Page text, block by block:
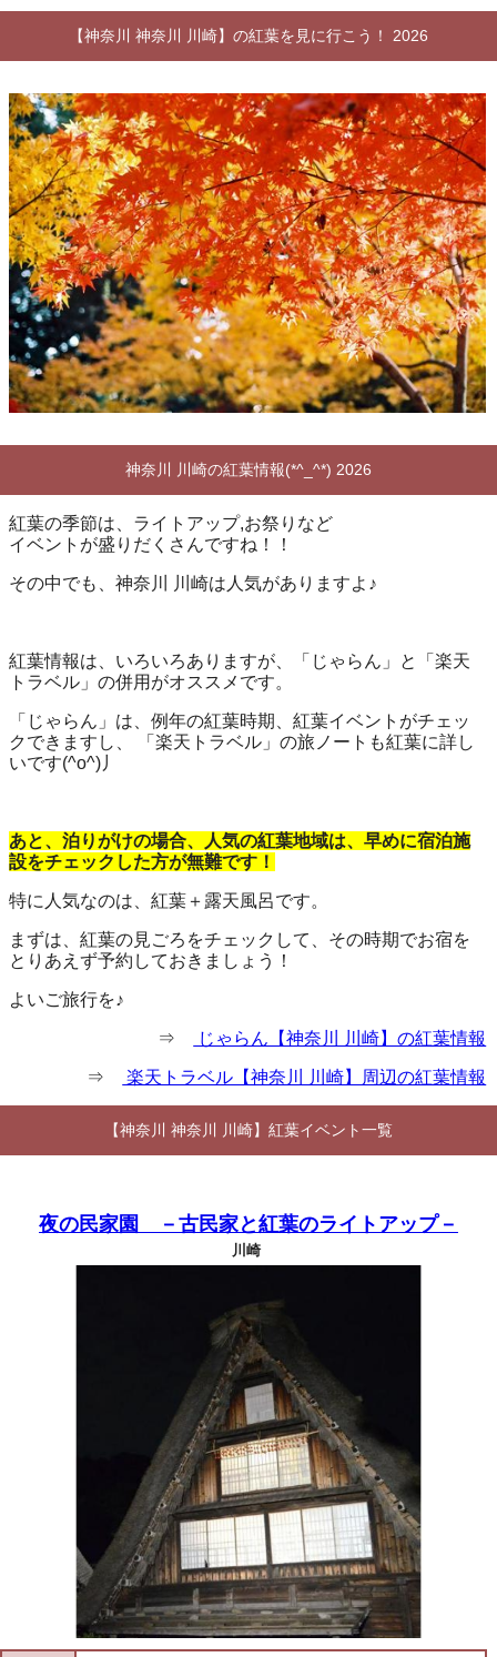
【神奈川 神奈川 川崎】の紅葉を見に行こう！ 2026
神奈川 川崎の紅葉情報(*^_^*) 2026
紅葉の季節は、ライトアップ,お祭りなど
イベントが盛りだくさんですね！！
その中でも、神奈川 川崎は人気がありますよ♪
紅葉情報は、いろいろありますが、「じゃらん」と「楽天
トラベル」の併用がオススメです。
「じゃらん」は、例年の紅葉時期、紅葉イベントがチェッ
クできますし、 「楽天トラベル」の旅ノートも紅葉に詳し
いです(^o^)丿
あと、泊りがけの場合、人気の紅葉地域は、早めに宿泊施
設をチェックした方が無難です！
特に人気なのは、紅葉＋露天風呂です。
まずは、紅葉の見ごろをチェックして、その時期でお宿を
とりあえず予約しておきましょう！
よいご旅行を♪
⇒ じゃらん【神奈川 川崎】の紅葉情報
⇒ 楽天トラベル【神奈川 川崎】周辺の紅葉情報
【神奈川 神奈川 川崎】紅葉イベント一覧
夜の民家園 －古民家と紅葉のライトアップ－
川崎